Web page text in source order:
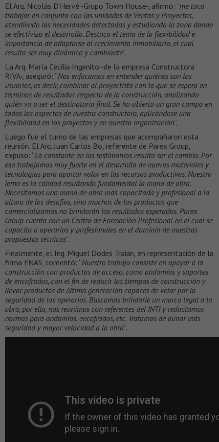
El Arq. Nicolás D’Hervé -Grupo Town House-, afirmó: “me toca
trabajar en conjunto con las unidades de Ventas y Proyectos,
atendiendo las necesidades detectadas y estudiando la zona donde
se efectiviza el desarrollo. Destaco el tema de la flexibilidad e
importancia de adaptarse al crecimiento inmobiliario, el cual
resulta ser muy dinámico y cambiante”.
La Arq. María Cecilia Ingenito -de la empresa Constructora
RIVA-, aseguró: “Nos enfocamos en entender quiénes son los
usuarios, es decir, combinar al proyectista con lo que se espera en
términos de resultados respecto de la construcción, analizando
quién va a ser el destinatario final. Se ha abierto un gran campo en
todos los aspectos de nuestra constructora, aplicándose una
flexibilidad en los proyectos y en nuestra organización”.
Luego fue el turno de las empresas que acompañaron esta
reunión. El Arq. Juan Carlos Bo, referente de Parex Group,
expuso: “La constante en los testimonios resulta ser el cambio. Por
eso trabajamos muy fuerte en el desarrollo de nuevos materiales y
tecnologías para aportar valor en los recursos productivos. Nuestro
lema es la calidad resultando fundamental la mano de obra.
Necesitamos una mano de obra más capacitada y profesional a la
altura de los desafíos, sino muchos de los productos que
comercializamos no brindarán los resultados esperados. Parex
Group cuenta con un Centro de Formación Profesional en el cual se
capacita a operarios y profesionales en el dominio de nuestras
propuestas técnicas”.
Finalmente, el Ing. Miguel Dodes Traian, en representación de la
firma ENAS, comentó: “Nuestro trabajo consiste en apoyar a la
construcción con productos de acceso, como andamios y soportes
de encofrados, con el fin de reducir los tiempos de construcción y
llevar productos de última generación capaces de velar por la
seguridad de los operarios. Buscamos brindarle un marco legal a la
obra, por ello, nos reunimos con referentes del INTI y redactamos
normas para andamios, encofrados, etc. Tratamos de aunar más
seguridad y mayor velocidad a la obra”.